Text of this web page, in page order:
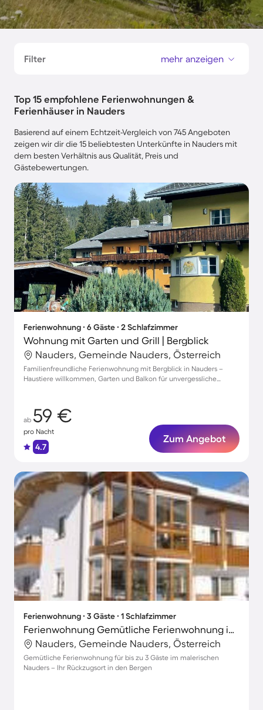
Filter mehr anzeigen
Top 15 empfohlene Ferienwohnungen &
Ferienhäuser in Nauders
Basierend auf einem Echtzeit-Vergleich von 745 Angeboten
zeigen wir dir die 15 beliebtesten Unterkünfte in Nauders mit
dem besten Verhältnis aus Qualität, Preis und
Gästebewertungen.
Ferienwohnung ∙ 6 Gäste ∙ 2 Schlafzimmer
Wohnung mit Garten und Grill | Bergblick
Nauders, Gemeinde Nauders, Österreich
Familienfreundliche Ferienwohnung mit Bergblick in Nauders –
Haustiere willkommen, Garten und Balkon für unvergessliche
ab 59 €
pro Nacht
4.7
Zum Angebot
Ferienwohnung ∙ 3 Gäste ∙ 1 Schlafzimmer
Ferienwohnung Gemütliche Ferienwohnung in Nauders mit Terrasse und Garten
Nauders, Gemeinde Nauders, Österreich
Gemütliche Ferienwohnung für bis zu 3 Gäste im malerischen
Nauders – Ihr Rückzugsort in den Bergen